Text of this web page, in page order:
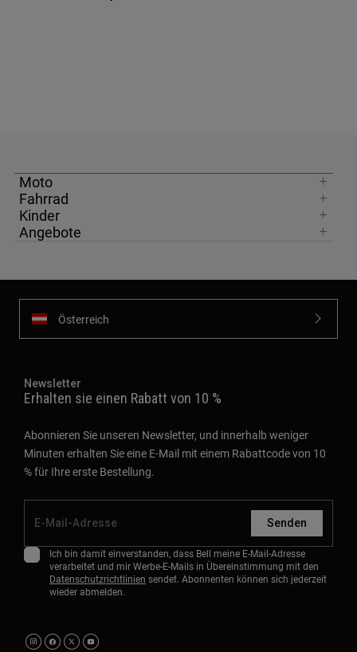
Moto
Fahrrad
Kinder
Angebote
Österreich
Newsletter
Erhalten sie einen Rabatt von 10 %
Abonnieren Sie unseren Newsletter, und innerhalb weniger
Minuten erhalten Sie eine E-Mail mit einem Rabattcode von 10
% für Ihre erste Bestellung.
Senden
Ich bin damit einverstanden, dass Bell meine E-Mail-Adresse
verarbeitet und mir Werbe-E-Mails in Übereinstimmung mit den
Datenschutzrichtlinien sendet. Abonnenten können sich jederzeit
wieder abmelden.